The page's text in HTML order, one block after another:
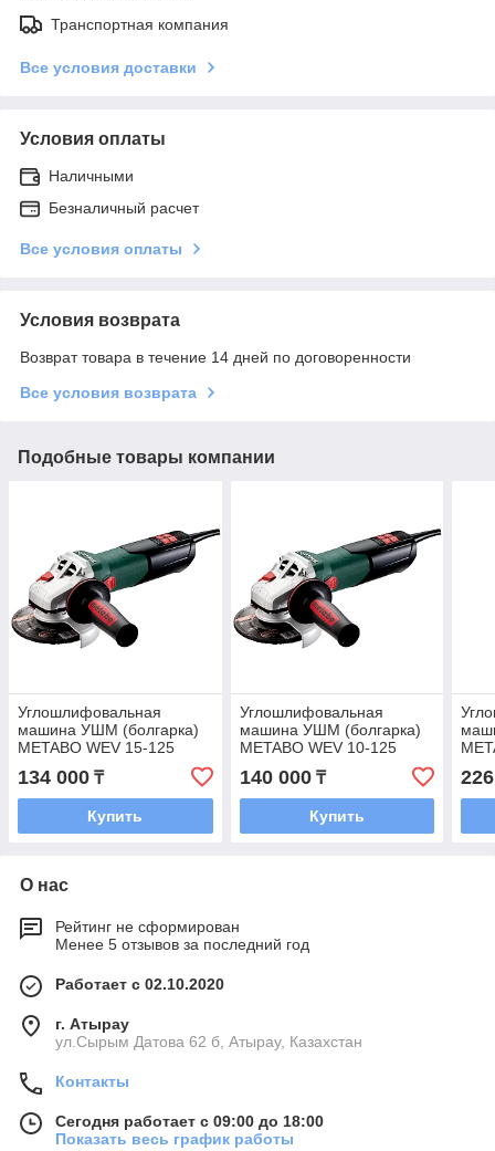
Транспортная компания
Все условия доставки
Условия оплаты
Наличными
Безналичный расчет
Все условия оплаты
Условия возврата
Возврат товара в течение 14 дней по договоренности
Все условия возврата
Подобные товары компании
Углошлифовальная
машина УШМ (болгарка)
METABO WEV 15-125
134 000 ₸
Купить
Углошлифовальная
машина УШМ (болгарка)
METABO WEV 10-125
140 000₸
Купить
О нас
Рейтинг не сформирован
Менее 5 отзывов за последний год
Работает с 02.10.2020
г. Атырау
ул.Сырым Датова 62 б, Атырау, Казахстан
Контакты
Сегодня работает с 09:00 до 18:00
Показать весь график работы